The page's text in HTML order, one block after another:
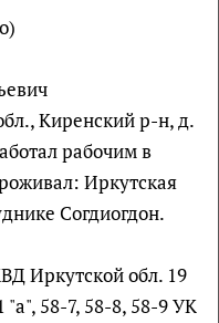
Киренский р-н, д.
рабочим в
Иркутская
Согдиогдон.
Иркутской обл. 19
"а", 58-7, 58-8, 58-9 УК